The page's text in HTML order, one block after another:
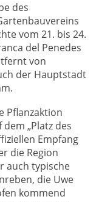
des
vom 21. bis 24.
del Penedes
von
der Hauptstadt
Pflanzaktion
„Platz des
Empfang
die Region
auch typische
die Uwe
kommend